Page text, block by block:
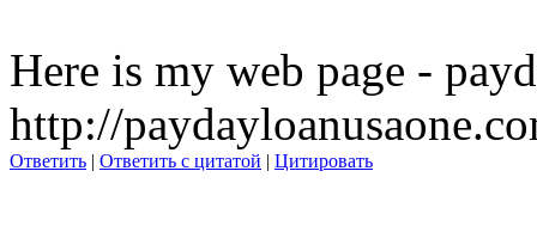
Here is my web page -
http://
Ответить | Ответить с цитатой | Цитировать